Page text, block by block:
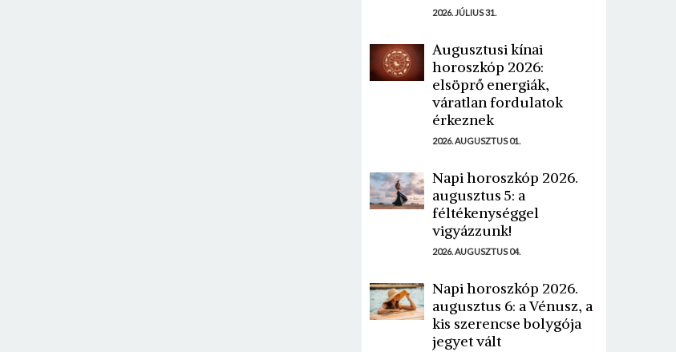
2026. JÚLIUS 31.
Augusztusi kínai
horoszkóp 2026:
elsöprő energiák,
váratlan fordulatok
érkeznek
2026. AUGUSZTUS 01.
Napi horoszkóp 2026.
augusztus 5: a
féltékenységgel
vigyázzunk!
2026. AUGUSZTUS 04.
Napi horoszkóp 2026.
augusztus 6: a Vénusz, a
kis szerencse bolygója
jegyet vált